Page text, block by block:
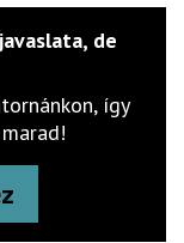
de
így